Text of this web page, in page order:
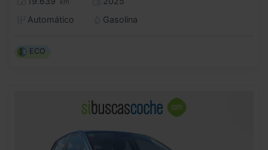
Automático
Gasolina
ECO